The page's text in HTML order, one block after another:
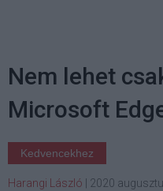
Nem lehet
Microsoft
Kedvencekhez
Harangi László 2020